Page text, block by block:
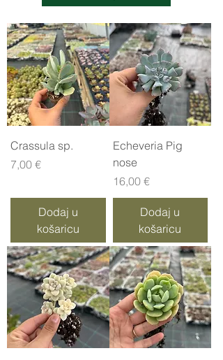
Crassula sp.
Cijena
7,00 €
Dodaj u
košaricu
Echeveria Pig
nose
Cijena
16,00 €
Dodaj u
košaricu